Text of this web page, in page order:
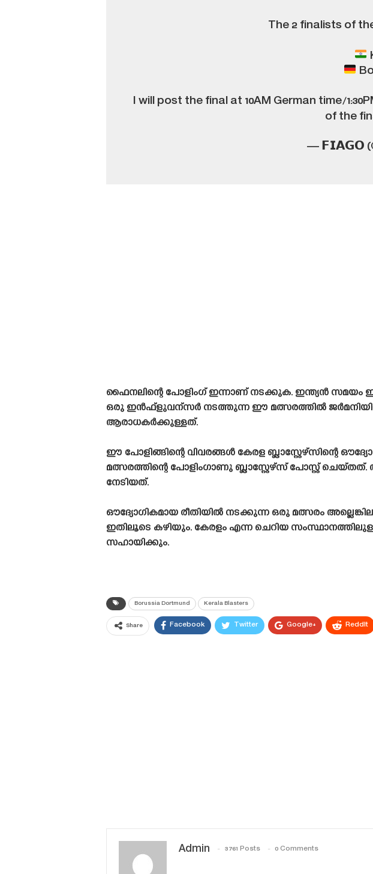
The 2 finalists of
I will post the final at 10AM German time/
of the
— 𝗙𝗜𝗔𝗚𝗢
ഫൈനലിന്റെ പോളിംഗ് ഇന്നാണ് നടക്കുക. ഇന്ത്യൻ സമയം
ഒരു ഇൻഫ്ളുവന്സർ നടത്തുന്ന ഈ മത്സരത്തിൽ
ആരാധകർക്കുള്ളത്.
ഈ പോളിങ്ങിന്റെ വിവരങ്ങൾ കേരള ബ്ലാസ്റ്റേഴ്‌സിന്റെ
മത്സരത്തിന്റെ പോളിംഗാണു ബ്ലാസ്റ്റേഴ്‌സ് പോസ്റ്റ്
നേടിയത്.
ഔദ്യോഗികമായ രീതിയിൽ നടക്കുന്ന ഒരു മത്സരം
ഇതിലൂടെ കഴിയും. കേരളം എന്ന ചെറിയ
സഹായിക്കും.
Borussia Dortmund Kerala Blasters
Share Facebook Twitter Google+ ReddIt
Admin 3761 Posts 0 Comments